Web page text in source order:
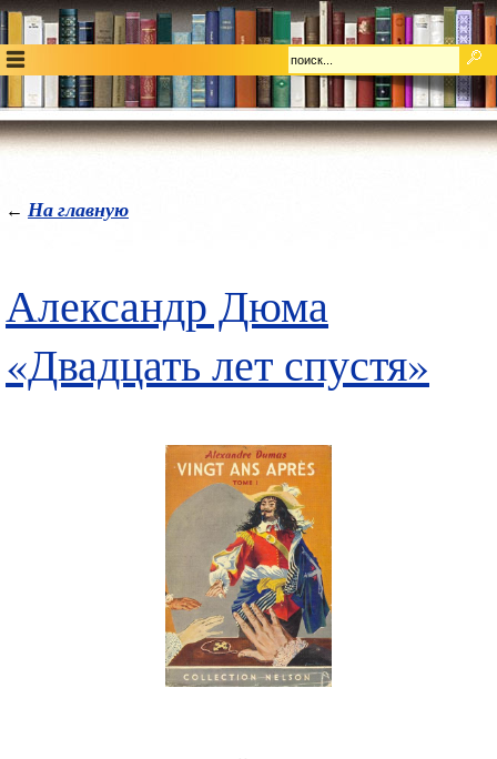
← На главную
Александр Дюма
«Двадцать лет спустя»